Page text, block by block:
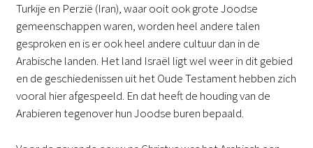
Turkije en Perzië (Iran), waar ooit ook grote Joodse
gemeenschappen waren, worden heel andere talen
gesproken en is er ook heel andere cultuur dan in de
Arabische landen. Het land Israël ligt wel weer in dit gebied
en de geschiedenissen uit het Oude Testament hebben zich
vooral hier afgespeeld. En dat heeft de houding van de
Arabieren tegenover hun Joodse buren bepaald.